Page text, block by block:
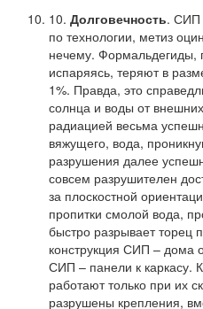
10. Долговечность. СИП
по технологии, метиз
нечему. Формальдегиды,
испаряясь, теряют в
1%. Правда, это
солнца и воды от
радиацией весьма
вяжущего, вода,
разрушения далее
совсем разрушителен
за плоскостной
пропитки смолой вода,
быстро разрывает торец
конструкция СИП – дома
СИП – панели к каркасу.
работают только при их
разрушены крепления,